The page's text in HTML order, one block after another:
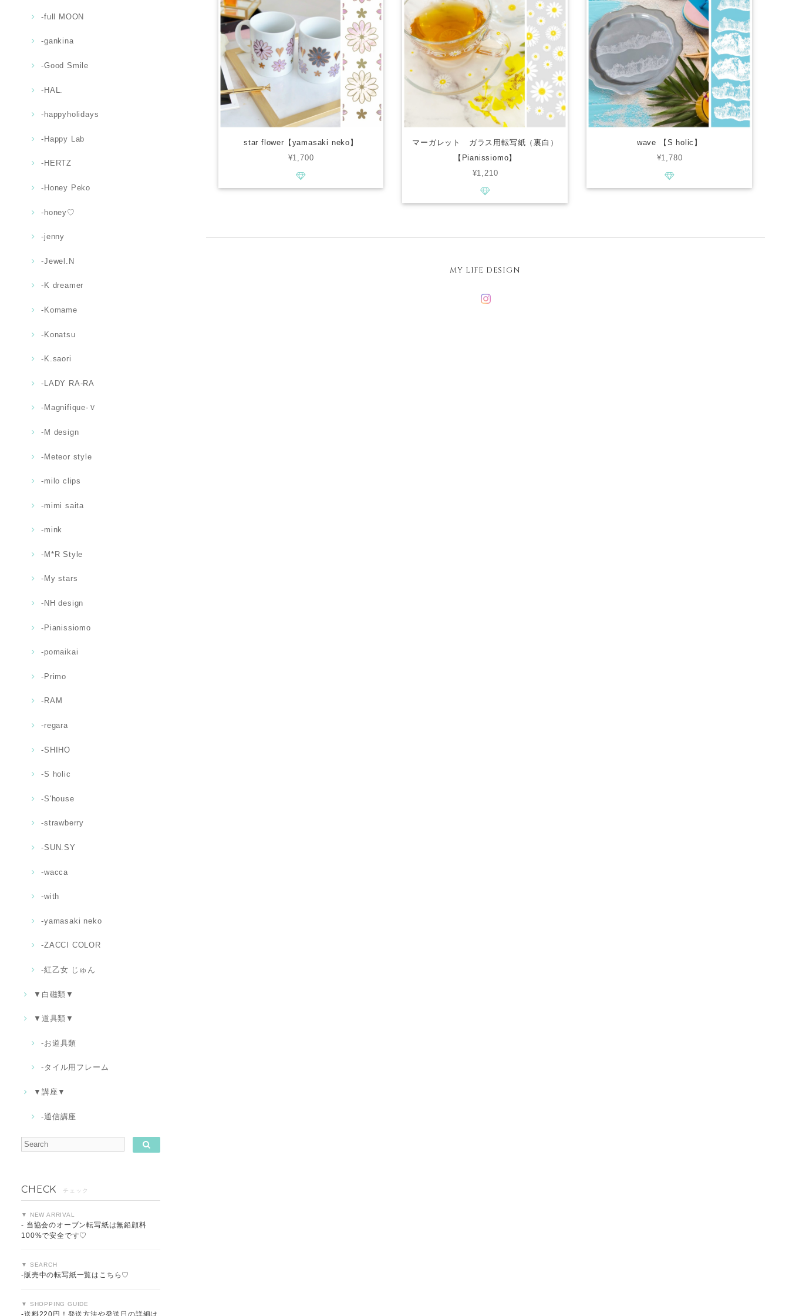
-full MOON
-gankina
-Good Smile
-HAL.
-happyholidays
-Happy Lab
-HERTZ
-Honey Peko
-honey♡
-jenny
-Jewel.N
-K dreamer
-Komame
-Konatsu
-K.saori
-LADY RA-RA
-Magnifique-Ｖ
-M design
-Meteor style
-milo clips
-mimi saita
-mink
-M*R Style
-My stars
-NH design
-Pianissiomo
-pomaikai
-Primo
-RAM
-regara
-SHIHO
-S holic
-S'house
-strawberry
-SUN.SY
-wacca
-with
-yamasaki neko
-ZACCI COLOR
-紅乙女 じゅん
▼白磁類▼
▼道具類▼
‐お道具類
-タイル用フレーム
▼講座▼
-通信講座
CHECK チェック
▼ NEW ARRIVAL
- 当協会のオーブン転写紙は無鉛顔料
100%で安全です♡
▼ SEARCH
-販売中の転写紙一覧はこちら♡
▼ SHOPPING GUIDE
-送料220円！発送方法や発送日の詳細は
star flower【yamasaki neko】
¥1,700
マーガレット ガラス用転写紙（裏白）
【Pianissiomo】
¥1,210
wave 【S holic】
¥1,780
MY LIFE DESIGN